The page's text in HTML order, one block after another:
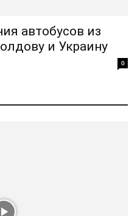
автобусов из
и Украину
0